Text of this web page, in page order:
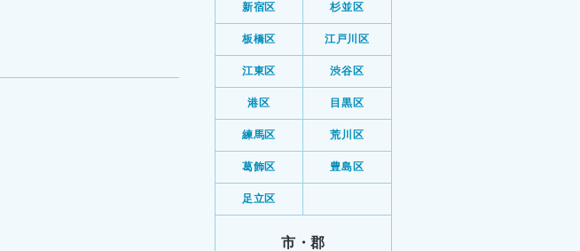
新宿区 杉並区
板橋区 江戸川区
江東区 渋谷区
港区 目黒区
練馬区 荒川区
葛飾区 豊島区
足立区
市・郡